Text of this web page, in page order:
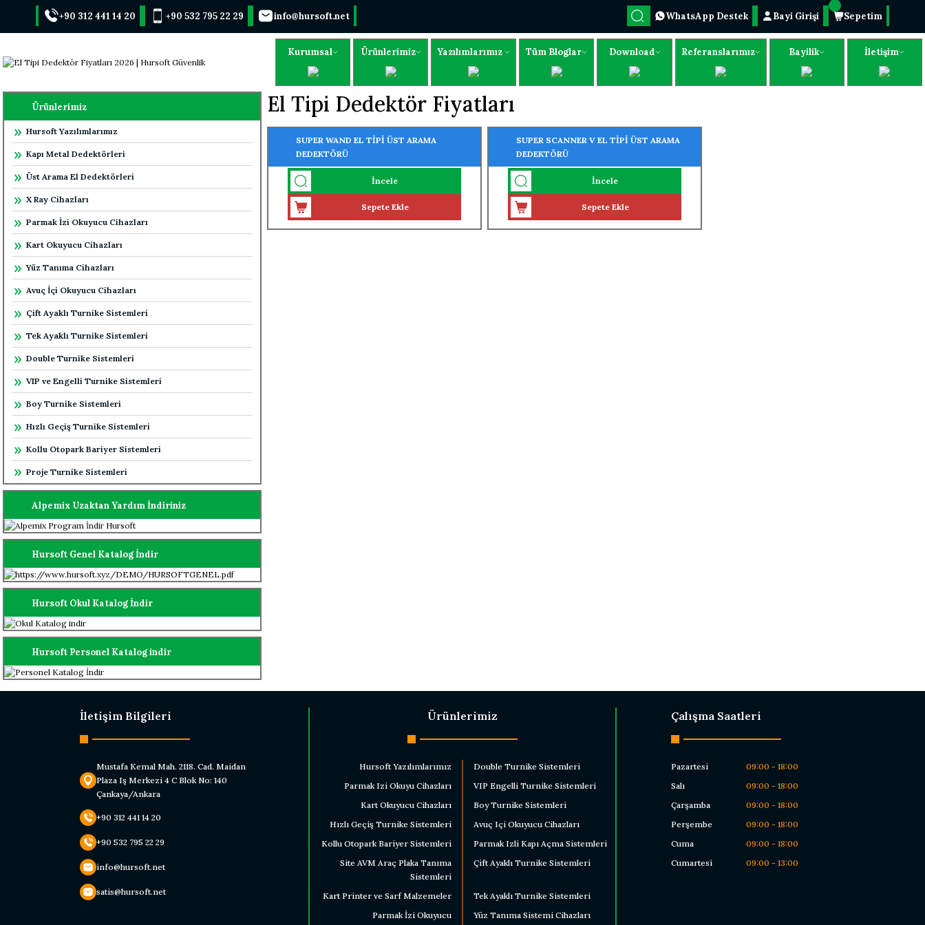
+90 312 441 14 20 +90 532 795 22 29 info@hursoft.net WhatsApp Destek Bayi Girişi Sepetim
Kurumsal Ürünlerimiz Yazılımlarımız Tüm Bloglar Download Referanslarımız Bayilik İletişim
Ürünlerimiz
Hursoft Yazılımlarımız
Kapı Metal Dedektörleri
Üst Arama El Dedektörleri
X Ray Cihazları
Parmak İzi Okuyucu Cihazları
Kart Okuyucu Cihazları
Yüz Tanıma Cihazları
Avuç İçi Okuyucu Cihazları
Çift Ayaklı Turnike Sistemleri
Tek Ayaklı Turnike Sistemleri
Double Turnike Sistemleri
VIP ve Engelli Turnike Sistemleri
Boy Turnike Sistemleri
Hızlı Geçiş Turnike Sistemleri
Kollu Otopark Bariyer Sistemleri
Proje Turnike Sistemleri
Alpemix Uzaktan Yardım İndiriniz
Hursoft Genel Katalog İndir
Hursoft Okul Katalog İndir
Hursoft Personel Katalog indir
El Tipi Dedektör Fiyatları
SUPER WAND EL TİPİ ÜST ARAMA
DEDEKTÖRÜ
İncele
Sepete Ekle
SUPER SCANNER V EL TİPİ ÜST ARAMA
DEDEKTÖRÜ
İncele
Sepete Ekle
İletişim Bilgileri
Mustafa Kemal Mah. 2118. Cad. Maidan
Plaza Iş Merkezi 4 C Blok No: 140
Çankaya/Ankara
+90 312 441 14 20
+90 532 795 22 29
info@hursoft.net
satis@hursoft.net
Ürünlerimiz
Hursoft Yazılımlarımız
Double Turnike Sistemleri
Parmak Izi Okuyu Cihazları
VIP Engelli Turnike Sistemleri
Kart Okuyucu Cihazları
Boy Turnike Sistemleri
Hızlı Geçiş Turnike Sistemleri
Avuç Içi Okuyucu Cihazları
Kollu Otopark Bariyer Sistemleri
Parmak Izli Kapı Açma Sistemleri
Site AVM Araç Plaka Tanıma
Sistemleri
Çift Ayaklı Turnike Sistemleri
Kart Printer ve Sarf Malzemeler
Tek Ayaklı Turnike Sistemleri
Parmak İzi Okuyucu
Yüz Tanıma Sistemi Cihazları
Çalışma Saatleri
Pazartesi
09:00 - 18:00
Salı
09:00 - 18:00
Çarşamba
09:00 - 18:00
Perşembe
09:00 - 18:00
Cuma
09:00 - 18:00
Cumartesi
09:00 - 13:00